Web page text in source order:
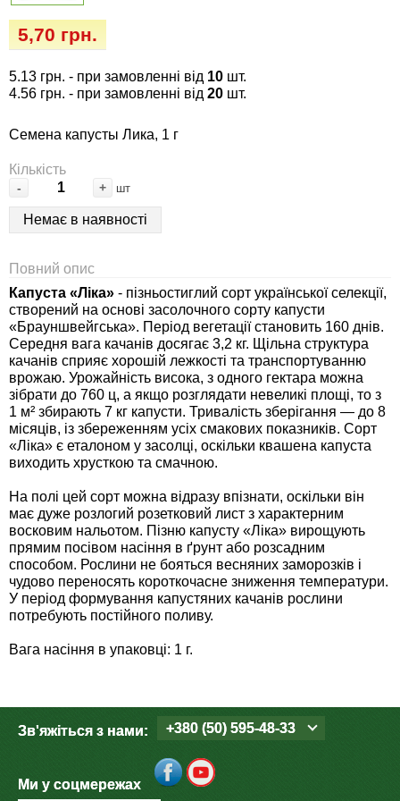
5,70 грн.
5.13 грн. - при замовленні від 10 шт.
4.56 грн. - при замовленні від 20 шт.
Семена капусты Лика, 1 г
Кількість
- + шт
Немає в наявності
Повний опис
Капуста «Ліка» - пізньостиглий сорт української селекції,
створений на основі засолочного сорту капусти
«Брауншвейгська». Період вегетації становить 160 днів.
Середня вага качанів досягає 3,2 кг. Щільна структура
качанів сприяє хорошій лежкості та транспортуванню
врожаю. Урожайність висока, з одного гектара можна
зібрати до 760 ц, а якщо розглядати невеликі площі, то з
1 м² збирають 7 кг капусти. Тривалість зберігання — до 8
місяців, із збереженням усіх смакових показників. Сорт
«Ліка» є еталоном у засолці, оскільки квашена капуста
виходить хрусткою та смачною.
На полі цей сорт можна відразу впізнати, оскільки він
має дуже розлогий розетковий лист з характерним
восковим нальотом. Пізню капусту «Ліка» вирощують
прямим посівом насіння в ґрунт або розсадним
способом. Рослини не бояться весняних заморозків і
чудово переносять короткочасне зниження температури.
У період формування капустяних качанів рослини
потребують постійного поливу.
Вага насіння в упаковці: 1 г.
Зв'яжіться з нами: +380 (50) 595-48-33
Ми у соцмережах
Семена перца
Семена петрушки
Семена пряных трав
Семена редиса
Семена редьки
Семена салата
Семена свеклы
Семена сельдерея
Семена сидератов
Семена табака
Семена томатов
Семена газонной травы
Семена тыквы, патиссона
Семена цветов
Семена шпината
Удобрения «Сударушка», «Рязаночка»
100 г
Удобрения «Чистый лист» кристаллические
Опрыскиватели
Горшки для цветов, кашпо
Перчатки
Тенты
Средства защиты от колорадского жука
Средства защиты от тараканов, прусаков,
клопов, блох, домашних и садовых муравьев
Средства защиты от комаров, москитов,
клещей, ос, мошек, слепней
Средства защиты от мух
Средства защиты от моли
Средства защиты от капустницы
Средства защиты от кротов
Средства защиты от грызунов
дачных туалетов, биодеструкторы
Лидеры продаж